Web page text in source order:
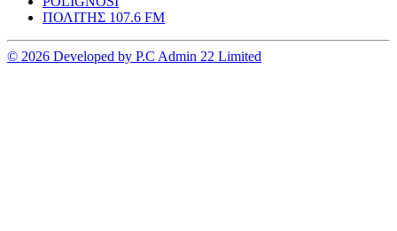
ΠΟΛΙΤΗΣ 107.6 FM
© 2026 Developed by P.C Admin 22 Limited